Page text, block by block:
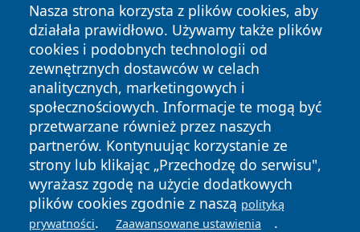
Nasza strona korzysta z plików cookies, aby
działała prawidłowo. Używamy także plików
cookies i podobnych technologii od
zewnętrznych dostawców w celach
analitycznych, marketingowych i
społecznościowych. Informacje te mogą być
przetwarzane również przez naszych
partnerów. Kontynuując korzystanie ze
strony lub klikając „Przechodzę do serwisu",
wyrażasz zgodę na użycie dodatkowych
plików cookies zgodnie z naszą polityką
prywatności. Zaawansowane ustawienia .
Copyright © 2026 portalkalisz.pl Wszystkie prawa
zastrzeżone.
News Autorzy
Polityka
Prywatności
Polityka
Cookies